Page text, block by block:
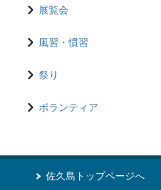
展覧会
風習・慣習
祭り
ボランティア
佐久島トップページへ